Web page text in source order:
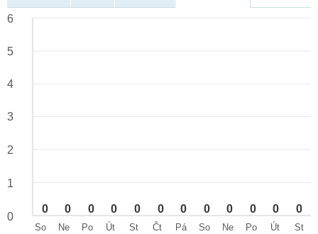
0 0 0 0 0 0 0 0 0 0 0 0
6
5
4
3
2
1
0
So
Ne
Po
Út
St
Čt
Pá
So
Ne
Po
Út
St